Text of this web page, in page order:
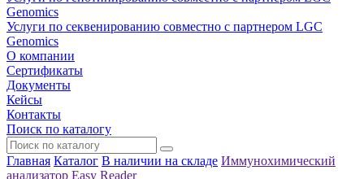
Genomics
Услуги по секвенированию совместно с партнером LGC
Genomics
О компании
Сертификаты
Документы
Кейсы
Контакты
Поиск по каталогу
Главная Каталог В наличии на складе Иммунохимический
анализатор Easy Reader